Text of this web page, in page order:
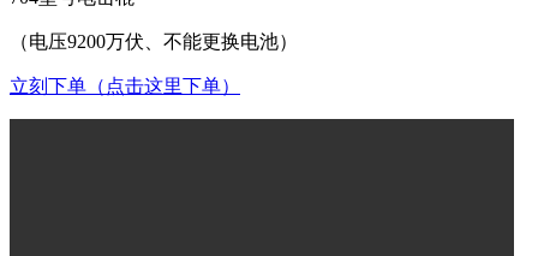
（电压9200万伏、不能更换电池）
立刻下单（点击这里下单）